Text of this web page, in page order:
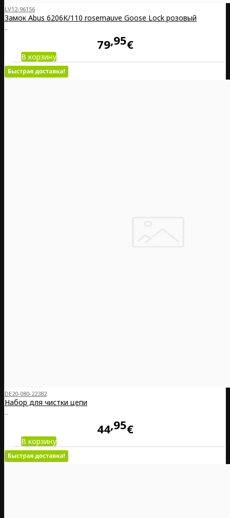
LV12-96156
Замок Abus 6206K/110 rosemauve Goose Lock розовый
..
79 95€
В корзину
DE20-080-22382
Набор для чистки цепи
..
44 95€
В корзину